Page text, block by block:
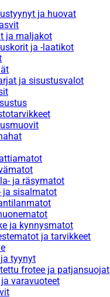
ja huovat
ja maljakot
ja -laatikot
ja sisustusvalot
ja räsymatot
ja sisalmatot
ja kynnysmatot
ja tarvikkeet
tyynyt
frotee ja patjansuojat
varavuoteet